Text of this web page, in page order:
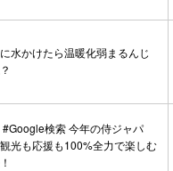
水かけたら温暖化弱まるんじ
検索 今年の侍ジャパ
光も応援も100%全力で楽しむ